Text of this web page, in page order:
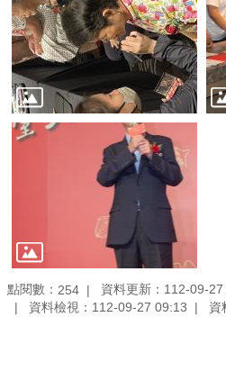
點閱數： 254
資料更新：112-09-27
資料檢視：112-09-27 09:13
資